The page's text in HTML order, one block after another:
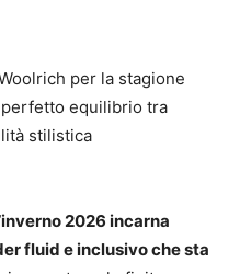
per la stagione
equilibrio tra
stilistica
2026 incarna
fluid e inclusivo che sta